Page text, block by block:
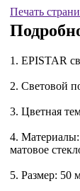
Печать
1. EPISTAR
2. Световой
3. Цветная
4.
матовое
5. Размер: 50